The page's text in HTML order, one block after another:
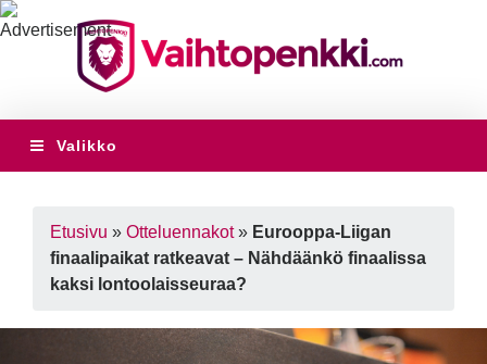
Valikko
Etusivu » Otteluennakot» Eurooppa-Liigan
finaalipaikat ratkeavat – Nähdäänkö finaalissa
kaksi lontoolaisseuraa?